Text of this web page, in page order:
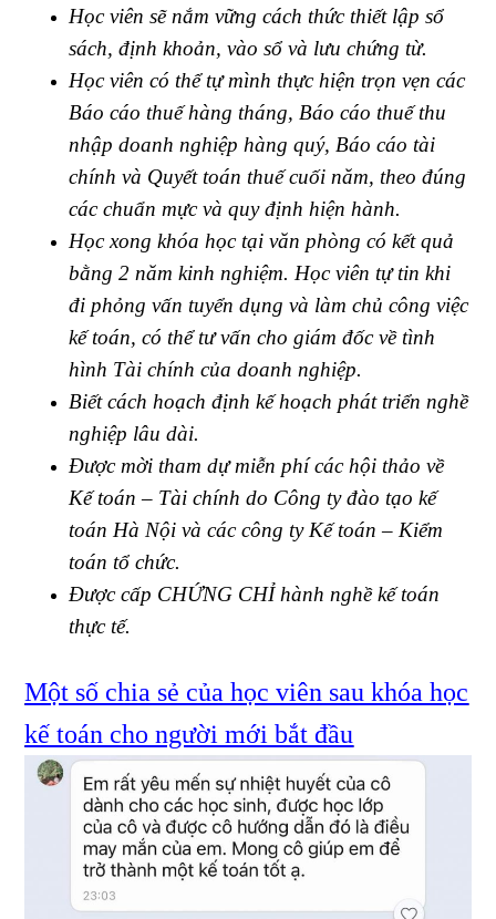
Học viên sẽ nắm vững cách thức thiết lập sổ
sách, định khoản, vào sổ và lưu chứng từ.
Học viên có thể tự mình thực hiện trọn vẹn các
Báo cáo thuế hàng tháng, Báo cáo thuế thu
nhập doanh nghiệp hàng quý, Báo cáo tài
chính và Quyết toán thuế cuối năm, theo đúng
các chuẩn mực và quy định hiện hành.
Học xong khóa học tại văn phòng có kết quả
bằng 2 năm kinh nghiệm. Học viên tự tin khi
đi phỏng vấn tuyển dụng và làm chủ công việc
kế toán, có thể tư vấn cho giám đốc về tình
hình Tài chính của doanh nghiệp.
Biết cách hoạch định kế hoạch phát triển nghề
nghiệp lâu dài.
Được mời tham dự miễn phí các hội thảo về
Kế toán – Tài chính do Công ty đào tạo kế
toán Hà Nội và các công ty Kế toán – Kiểm
toán tổ chức.
Được cấp CHỨNG CHỈ hành nghề kế toán
thực tế.
Một số chia sẻ của học viên sau khóa học
kế toán cho người mới bắt đầu